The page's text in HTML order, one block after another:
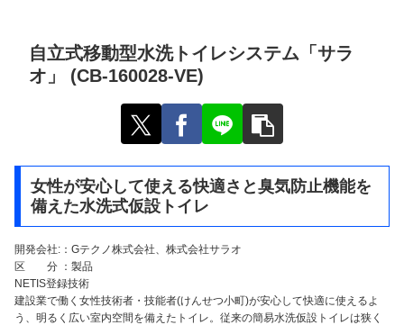
自立式移動型水洗トイレシステム「サラ
オ」 (CB-160028-VE)
女性が安心して使える快適さと臭気防止機能を
備えた水洗式仮設トイレ
開発会社:：Gテクノ株式会社、株式会社サラオ
区 分 ：製品
NETIS登録技術
建設業で働く女性技術者・技能者(けんせつ小町)が安心して快適に使えるよ
う、明るく広い室内空間を備えたトイレ。従来の簡易水洗仮設トイレは狭く